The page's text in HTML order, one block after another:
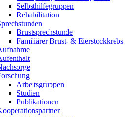
Selbsthilfegruppen
Rehabilitation
Brustsprechstunde
Familiärer Brust- & Eierstockkrebs
Arbeitsgruppen
Studien
Publikationen